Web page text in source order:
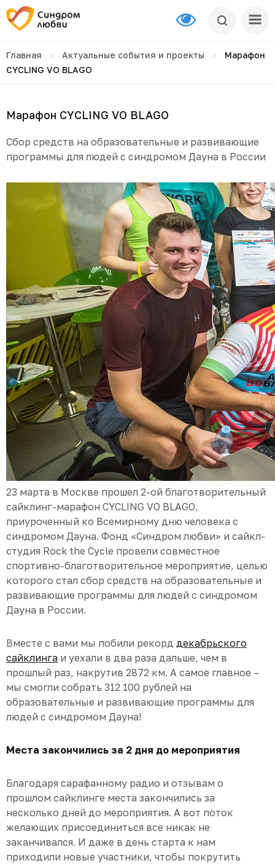
Главная › Актуальные события и проекты ›
Марафон
CYCLING VO BLAGO
Марафон CYCLING VO BLAGO
Сбор средств на образовательные и развивающие
программы для людей с синдромом Дауна в России
23 марта в Москве прошел 2-ой благотворительный
сайклинг-марафон CYCLING VO BLAGO,
приуроченный ко Всемирному дню человека с
синдромом Дауна. Фонд «Синдром любви» и сайкл-
студия Rock the Cycle провели совместное
спортивно-благотворительное мероприятие, целью
которого стал сбор средств на образовательные и
развивающие программы для людей с синдромом
Дауна в России.
Вместе с вами мы побили рекорд декабрьского
сайклинга и уехали в два раза дальше, чем в
прошлый раз, накрутив 2872 км. А самое главное –
мы смогли собрать 312 100 рублей на
образовательные и развивающие программы для
людей с синдромом Дауна!
Места закончились за 2 дня до мероприятия
Благодаря сарафанному радио и отзывам о
прошлом сайклинге места закончились за
несколько дней до мероприятия. А вот поток
желающих присоединиться все никак не
заканчивался. И даже в день старта к нам
приходили новые участники, чтобы покрутить